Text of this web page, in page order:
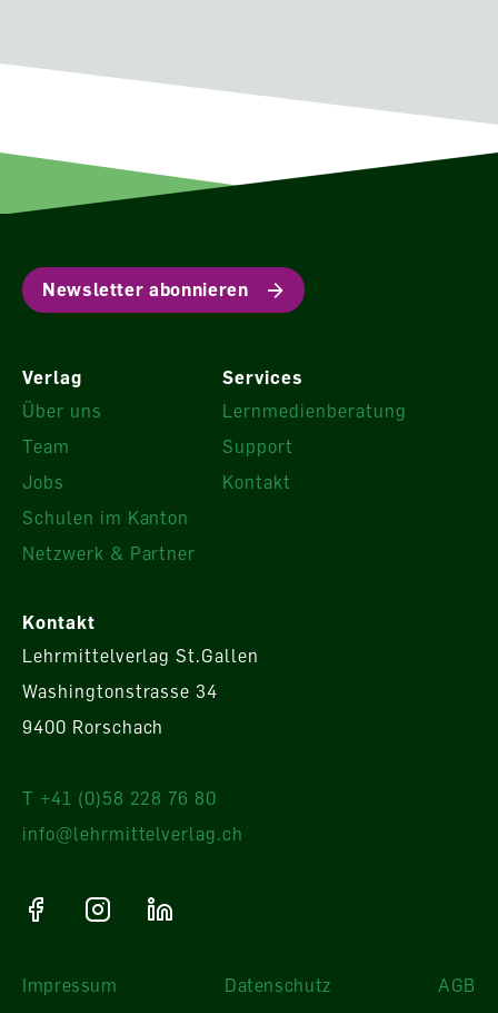
Newsletter abonnieren
Verlag
Über uns
Team
Jobs
Schulen im Kanton
Netzwerk & Partner
Services
Lernmedienberatung
Support
Kontakt
Kontakt
Lehrmittelverlag St.Gallen
Washingtonstrasse 34
9400 Rorschach
T +41 (0)58 228 76 80
info@lehrmittelverlag.ch
Impressum Datenschutz AGB